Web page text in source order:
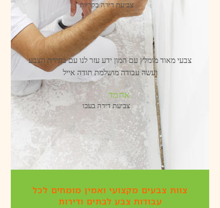
צביעת דירה בקריות
צבעי מאוד מומלץ עם המון ידע עזר לנו עם בחירת הצבע
ועשה עבודה מושלמת תודה אייל
אחמד
צביעת דירה בעכו
צוות צבעים מקצועי ואמין מומחים לכל
עבודות צבע לבתים ודירות